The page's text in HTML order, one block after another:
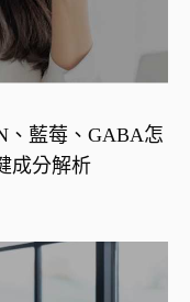
、藍莓、GABA怎
成分解析